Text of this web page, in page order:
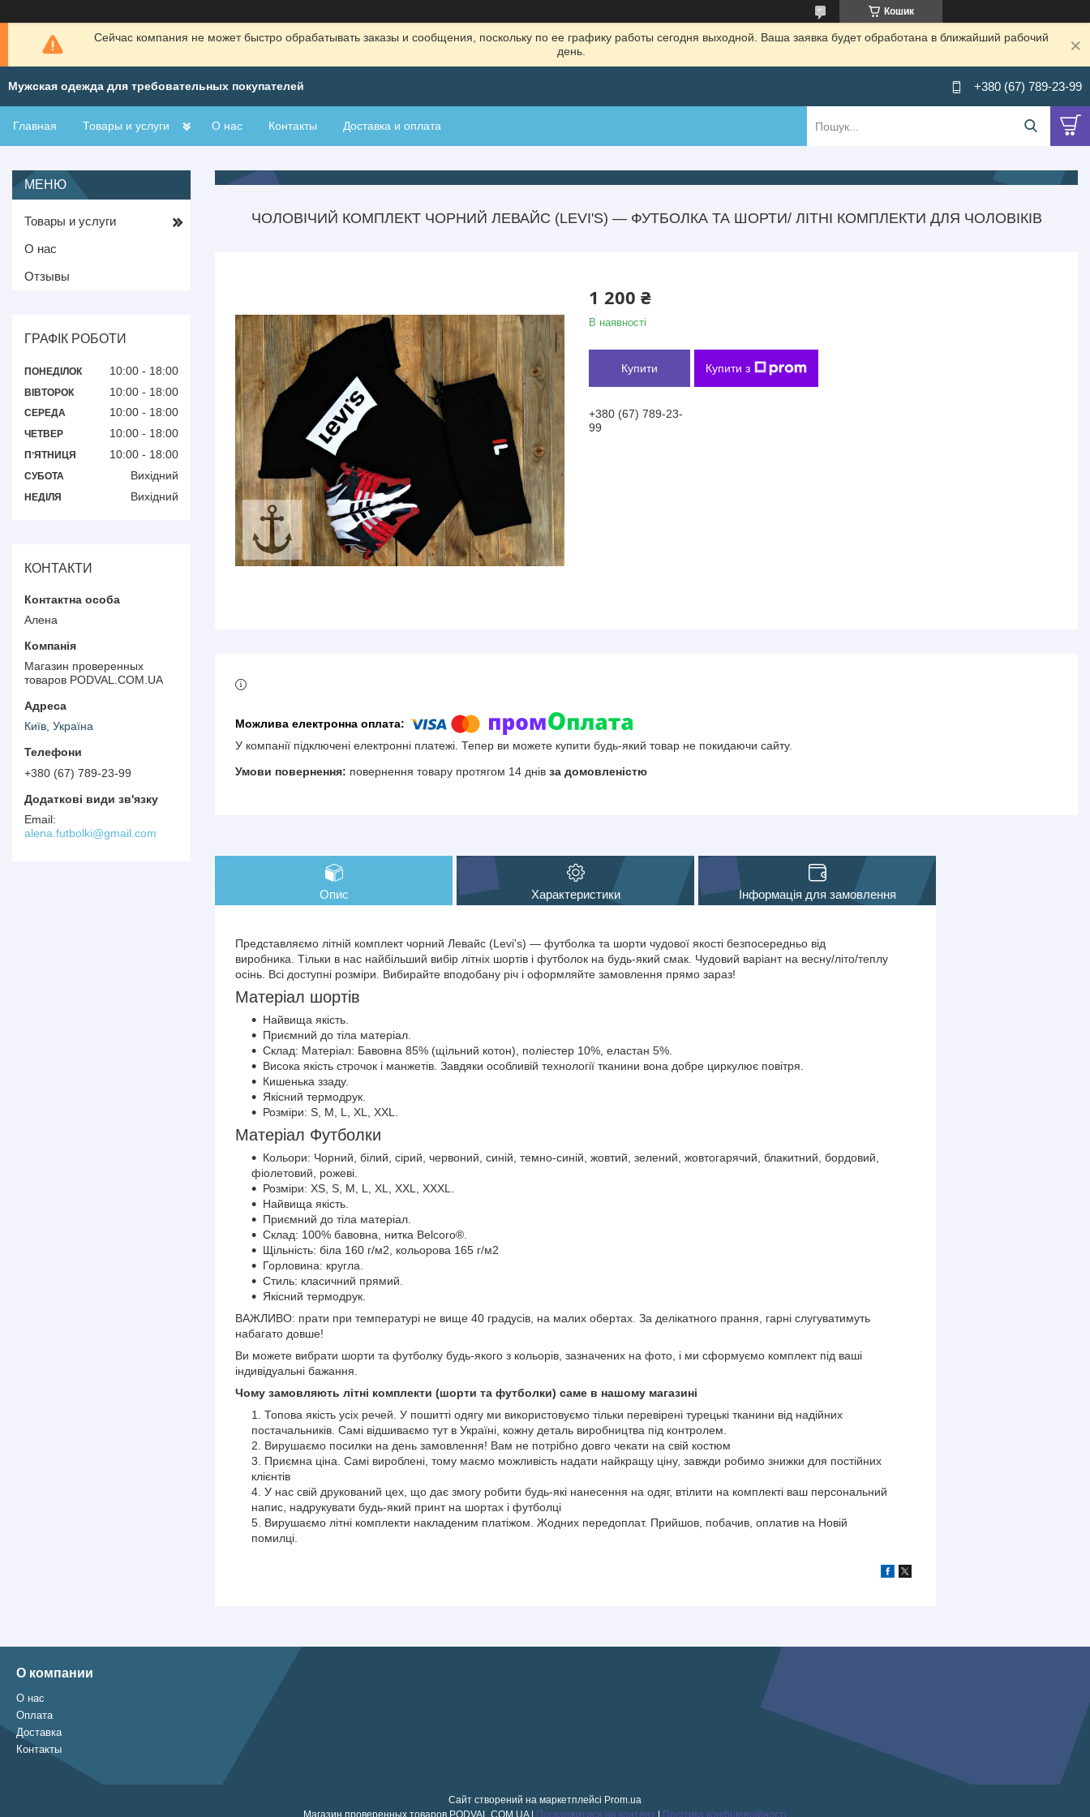
Кошик
Сейчас компания не может быстро обрабатывать заказы и сообщения, поскольку по ее графику работы сегодня выходной. Ваша заявка будет обработана в ближайший рабочий
день.
Мужская одежда для требовательных покупателей +380 (67) 789-23-99
Главная Товары и услуги О нас Контакты Доставка и оплата
ЧОЛОВІЧИЙ КОМПЛЕКТ ЧОРНИЙ ЛЕВАЙС (LEVI'S) — ФУТБОЛКА ТА ШОРТИ/ ЛІТНІ КОМПЛЕКТИ ДЛЯ ЧОЛОВІКІВ
1 200 ₴
В наявності
Купити Купити з
+380 (67) 789-23-
99
У компанії підключені електронні платежі. Тепер ви можете купити будь-який товар не покидаючи сайту.
повернення товару протягом 14 днів за домовленістю
Опис Характеристики Інформація для замовлення
Представляємо літній комплект чорний Левайс (Levi's) — футболка та шорти чудової якості безпосередньо від
виробника. Тільки в нас найбільший вибір літніх шортів і футболок на будь-який смак. Чудовий варіант на весну/літо/теплу
осінь. Всі доступні розміри. Вибирайте вподобану річ і оформляйте замовлення прямо зараз!
Матеріал шортів
Найвища якість.
Приємний до тіла матеріал.
Склад: Матеріал: Бавовна 85% (щільний котон), поліестер 10%, еластан 5%.
Висока якість строчок і манжетів. Завдяки особливій технології тканини вона добре циркулює повітря.
Кишенька ззаду.
Якісний термодрук.
Розміри: S, M, L, XL, XXL.
Матеріал Футболки
Кольори: Чорний, білий, сірий, червоний, синій, темно-синій, жовтий, зелений, жовтогарячий, блакитний, бордовий,
фіолетовий, рожеві.
Розміри: ХS, S, M, L, XL, XXL, XXXL.
Найвища якість.
Приємний до тіла матеріал.
Склад: 100% бавовна, нитка Belcoro®.
Щільність: біла 160 г/м2, кольорова 165 г/м2
Горловина: кругла.
Стиль: класичний прямий.
Якісний термодрук.
ВАЖЛИВО: прати при температурі не вище 40 градусів, на малих обертах. За делікатного прання, гарні слугуватимуть
набагато довше!
Ви можете вибрати шорти та футболку будь-якого з кольорів, зазначених на фото, і ми сформуємо комплект під ваші
індивідуальні бажання.
Чому замовляють літні комплекти (шорти та футболки) саме в нашому магазині
Топова якість усіх речей. У пошитті одягу ми використовуємо тільки перевірені турецькі тканини від надійних
постачальників. Самі відшиваємо тут в Україні, кожну деталь виробництва під контролем.
Вирушаємо посилки на день замовлення! Вам не потрібно довго чекати на свій костюм
Приємна ціна. Самі вироблені, тому маємо можливість надати найкращу ціну, завжди робимо знижки для постійних
клієнтів
У нас свій друкований цех, що дає змогу робити будь-які нанесення на одяг, втілити на комплекті ваш персональний
напис, надрукувати будь-який принт на шортах і футболці
Вирушаємо літні комплекти накладеним платіжом. Жодних передоплат. Прийшов, побачив, оплатив на Новій
помилці.
Товары и услуги
О нас
Отзывы
ГРАФІК РОБОТИ
ПОНЕДІЛОК 10:00 18:00
ВІВТОРОК 10:00 18:00
СЕРЕДА 10:00 18:00
ЧЕТВЕР 10:00 18:00
ПʼЯТНИЦЯ 10:00 18:00
СУБОТА Вихідний
НЕДІЛЯ Вихідний
КОНТАКТИ
Алена
Магазин проверенных
товаров PODVAL.СOM.UA
Київ, Україна
+380 (67) 789-23-99
alena.futbolki@gmail.com
О компании
О нас
Оплата
Доставка
Контакты
Сайт створений на маркетплейсі Prom.ua
Поскаржитися на контент Політика конфіденційності